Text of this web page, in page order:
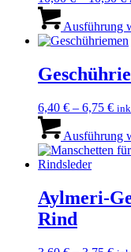
Ausführung
6,40 € – 6,75 €
Ausführung
Aylmeri-
Rind